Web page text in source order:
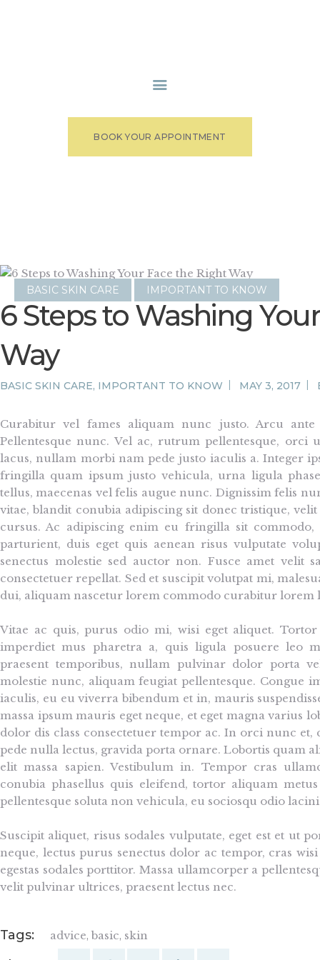
BOOK YOUR APPOINTMENT
SPA SERVICES
PATIENT PORTAL
CONTACT US
BASIC SKIN CARE IMPORTANT TO KNOW
6 Steps to Washing
Way
BASIC SKIN CARE, IMPORTANT TO KNOW MAY 3, 2017
Curabitur vel fames aliquam nunc justo. Arcu ante
Pellentesque nunc. Vel ac, rutrum pellentesque, orci
lacus, nullam morbi nam pede justo iaculis a. Integer
fringilla quam ipsum justo vehicula, urna ligula
tellus, maecenas vel felis augue nunc. Dignissim felis
vitae, blandit conubia adipiscing sit donec tristique,
cursus. Ac adipiscing enim eu fringilla sit
parturient, duis eget quis aenean risus vulputate
senectus molestie sed auctor non. Fusce amet velit
consectetuer repellat. Sed et suscipit volutpat mi,
dui, aliquam nascetur lorem commodo curabitur lorem
Vitae ac quis, purus odio mi, wisi eget aliquet.
imperdiet mus pharetra a, quis ligula posuere leo
praesent temporibus, nullam pulvinar dolor porta
molestie nunc, aliquam feugiat pellentesque. Congue
iaculis, eu eu viverra bibendum et in, mauris
massa ipsum mauris eget neque, et eget magna varius
dolor dis class consectetuer tempor ac. In orci nunc
pede nulla lectus, gravida porta ornare. Lobortis quam
elit massa sapien. Vestibulum in. Tempor cras
conubia phasellus quis eleifend, tortor aliquam
pellentesque soluta non vehicula, eu sociosqu odio
Suscipit aliquet, risus sodales vulputate, eget est et ut
neque, lectus purus senectus dolor ac tempor, cras
egestas sodales porttitor. Massa ullamcorper a
velit pulvinar ultrices, praesent lectus nec.
Tags: advice, basic, skin